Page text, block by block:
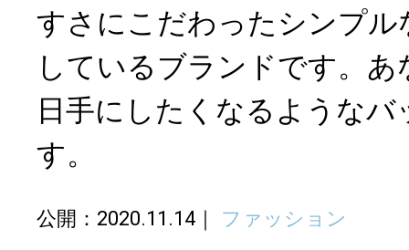
すさにこだわったシンプル
しているブランドです。
日手にしたくなるようなバ
す。
公開：2020.11.14 ファッション